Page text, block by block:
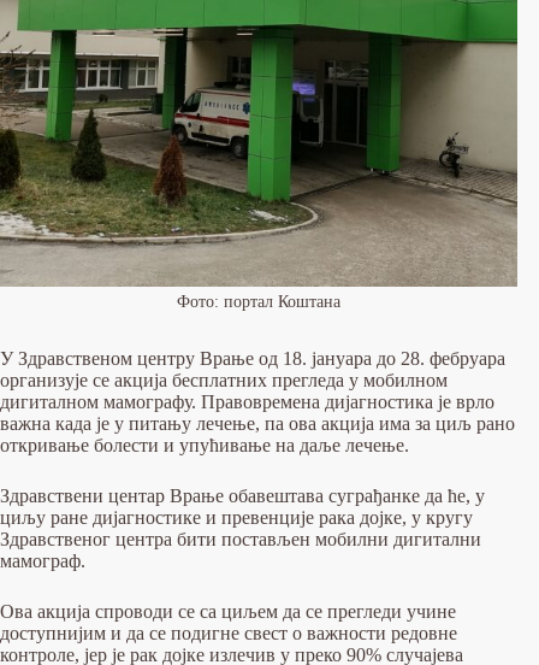
Фото: портал Коштана
У Здравственoм центру Врање од 18. јануара до 28. фебруара
организује се акција бесплатних прегледа у мобилном
дигиталном мамографу. Правовремена дијагностика је врло
важна када је у питању лечење, па ова акција има за циљ рано
откривање болести и упућивање на даље лечење.
Здравствени центар Врање обавештава суграђанке да ће, у
циљу ране дијагностике и превенције рака дојке, у кругу
Здравственог центра бити постављен мобилни дигитални
мамограф.
Ова акција спроводи се са циљем да се прегледи учине
доступнијим и да се подигне свест о важности редовне
контроле, јер је рак дојке излечив у преко 90% случајева